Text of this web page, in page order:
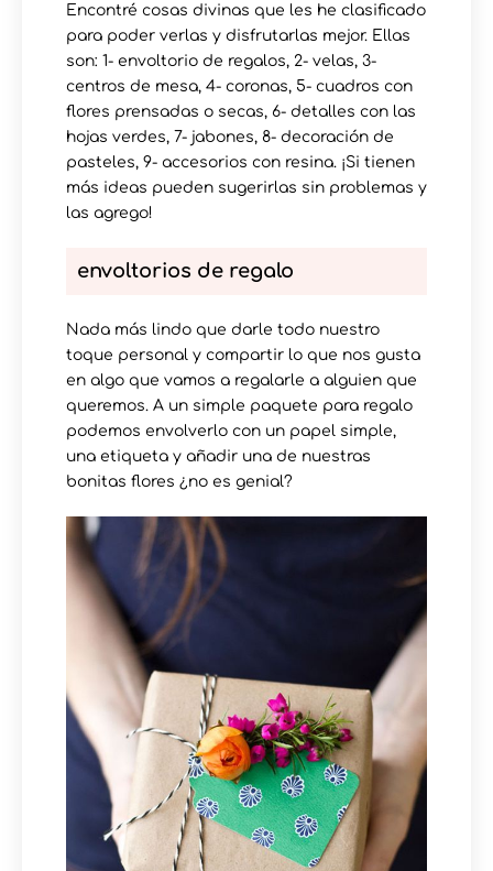
Encontré cosas divinas que les he clasificado
para poder verlas y disfrutarlas mejor. Ellas
son: 1- envoltorio de regalos, 2- velas, 3-
centros de mesa, 4- coronas, 5- cuadros con
flores prensadas o secas, 6- detalles con las
hojas verdes, 7- jabones, 8- decoración de
pasteles, 9- accesorios con resina. ¡Si tienen
más ideas pueden sugerirlas sin problemas y
las agrego!
envoltorios de regalo
Nada más lindo que darle todo nuestro
toque personal y compartir lo que nos gusta
en algo que vamos a regalarle a alguien que
queremos. A un simple paquete para regalo
podemos envolverlo con un papel simple,
una etiqueta y añadir una de nuestras
bonitas flores ¿no es genial?